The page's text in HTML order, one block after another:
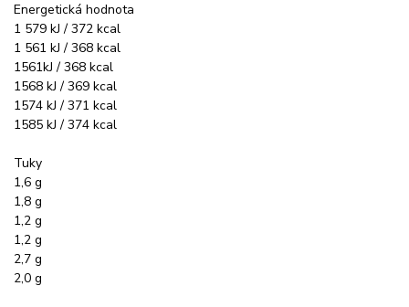
Energetická hodnota
1 579 kJ / 372 kcal
1 561 kJ / 368 kcal
1561kJ / 368 kcal
1568 kJ / 369 kcal
1574 kJ / 371 kcal
1585 kJ / 374 kcal
Tuky
1,6 g
1,8 g
1,2 g
1,2 g
2,7 g
2,0 g